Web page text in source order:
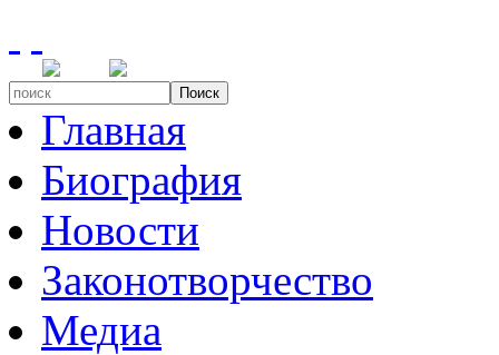
Поиск
Главная
Биография
Новости
Законотворчество
Медиа